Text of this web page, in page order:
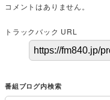
コメントはありません。
トラックバック URL
番組ブログ内検索